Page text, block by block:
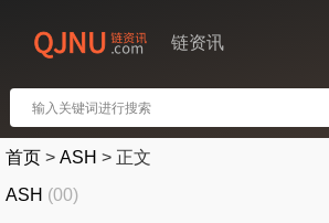
链资讯
首页 > ASH > 正文
ASH (00)